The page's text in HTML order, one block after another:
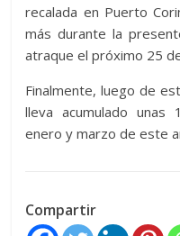
recalada en Puerto
más durante la
atraque el próximo 25
Finalmente, luego de
lleva acumulado
enero y marzo de este
Compartir